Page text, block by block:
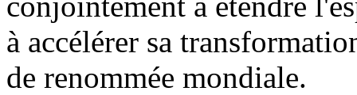
à accélérer sa
de renommée mondiale.